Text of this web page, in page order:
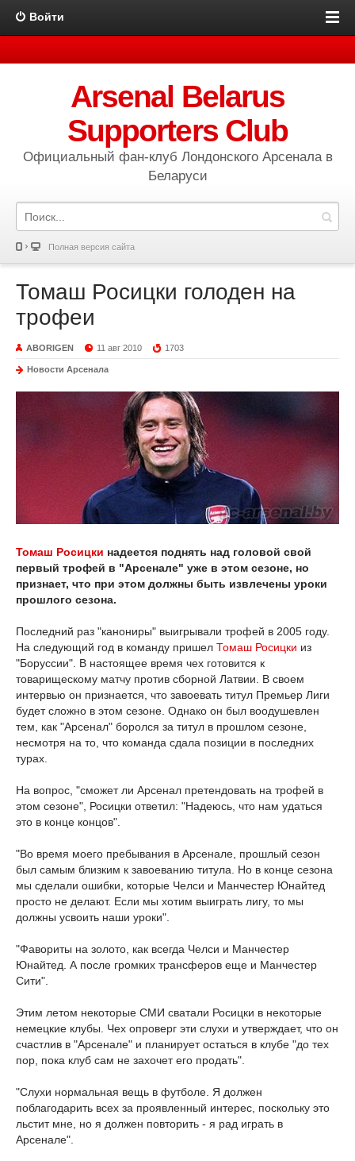
Войти
Arsenal Belarus
Supporters Club
Официальный фан-клуб Лондонского Арсенала в
Беларуси
Полная версия сайта
Томаш Росицки голоден на
трофеи
ABORIGEN 11 авг 2010 1703
Новости Арсенала
Томаш Росицки надеется поднять над головой свой
первый трофей в "Арсенале" уже в этом сезоне, но
признает, что при этом должны быть извлечены уроки
прошлого сезона.
Последний раз "канониры" выигрывали трофей в 2005 году.
На следующий год в команду пришел Томаш Росицки из
"Боруссии". В настоящее время чех готовится к
товарищескому матчу против сборной Латвии. В своем
интервью он признается, что завоевать титул Премьер Лиги
будет сложно в этом сезоне. Однако он был воодушевлен
тем, как "Арсенал" боролся за титул в прошлом сезоне,
несмотря на то, что команда сдала позиции в последних
турах.
На вопрос, "сможет ли Арсенал претендовать на трофей в
этом сезоне", Росицки ответил: "Надеюсь, что нам удаться
это в конце концов".
"Во время моего пребывания в Арсенале, прошлый сезон
был самым близким к завоеванию титула. Но в конце сезона
мы сделали ошибки, которые Челси и Манчестер Юнайтед
просто не делают. Если мы хотим выиграть лигу, то мы
должны усвоить наши уроки".
"Фавориты на золото, как всегда Челси и Манчестер
Юнайтед. А после громких трансферов еще и Манчестер
Сити".
Этим летом некоторые СМИ сватали Росицки в некоторые
немецкие клубы. Чех опроверг эти слухи и утверждает, что он
счастлив в "Арсенале" и планирует остаться в клубе "до тех
пор, пока клуб сам не захочет его продать".
"Слухи нормальная вещь в футболе. Я должен
поблагодарить всех за проявленный интерес, поскольку это
льстит мне, но я должен повторить - я рад играть в
Арсенале".